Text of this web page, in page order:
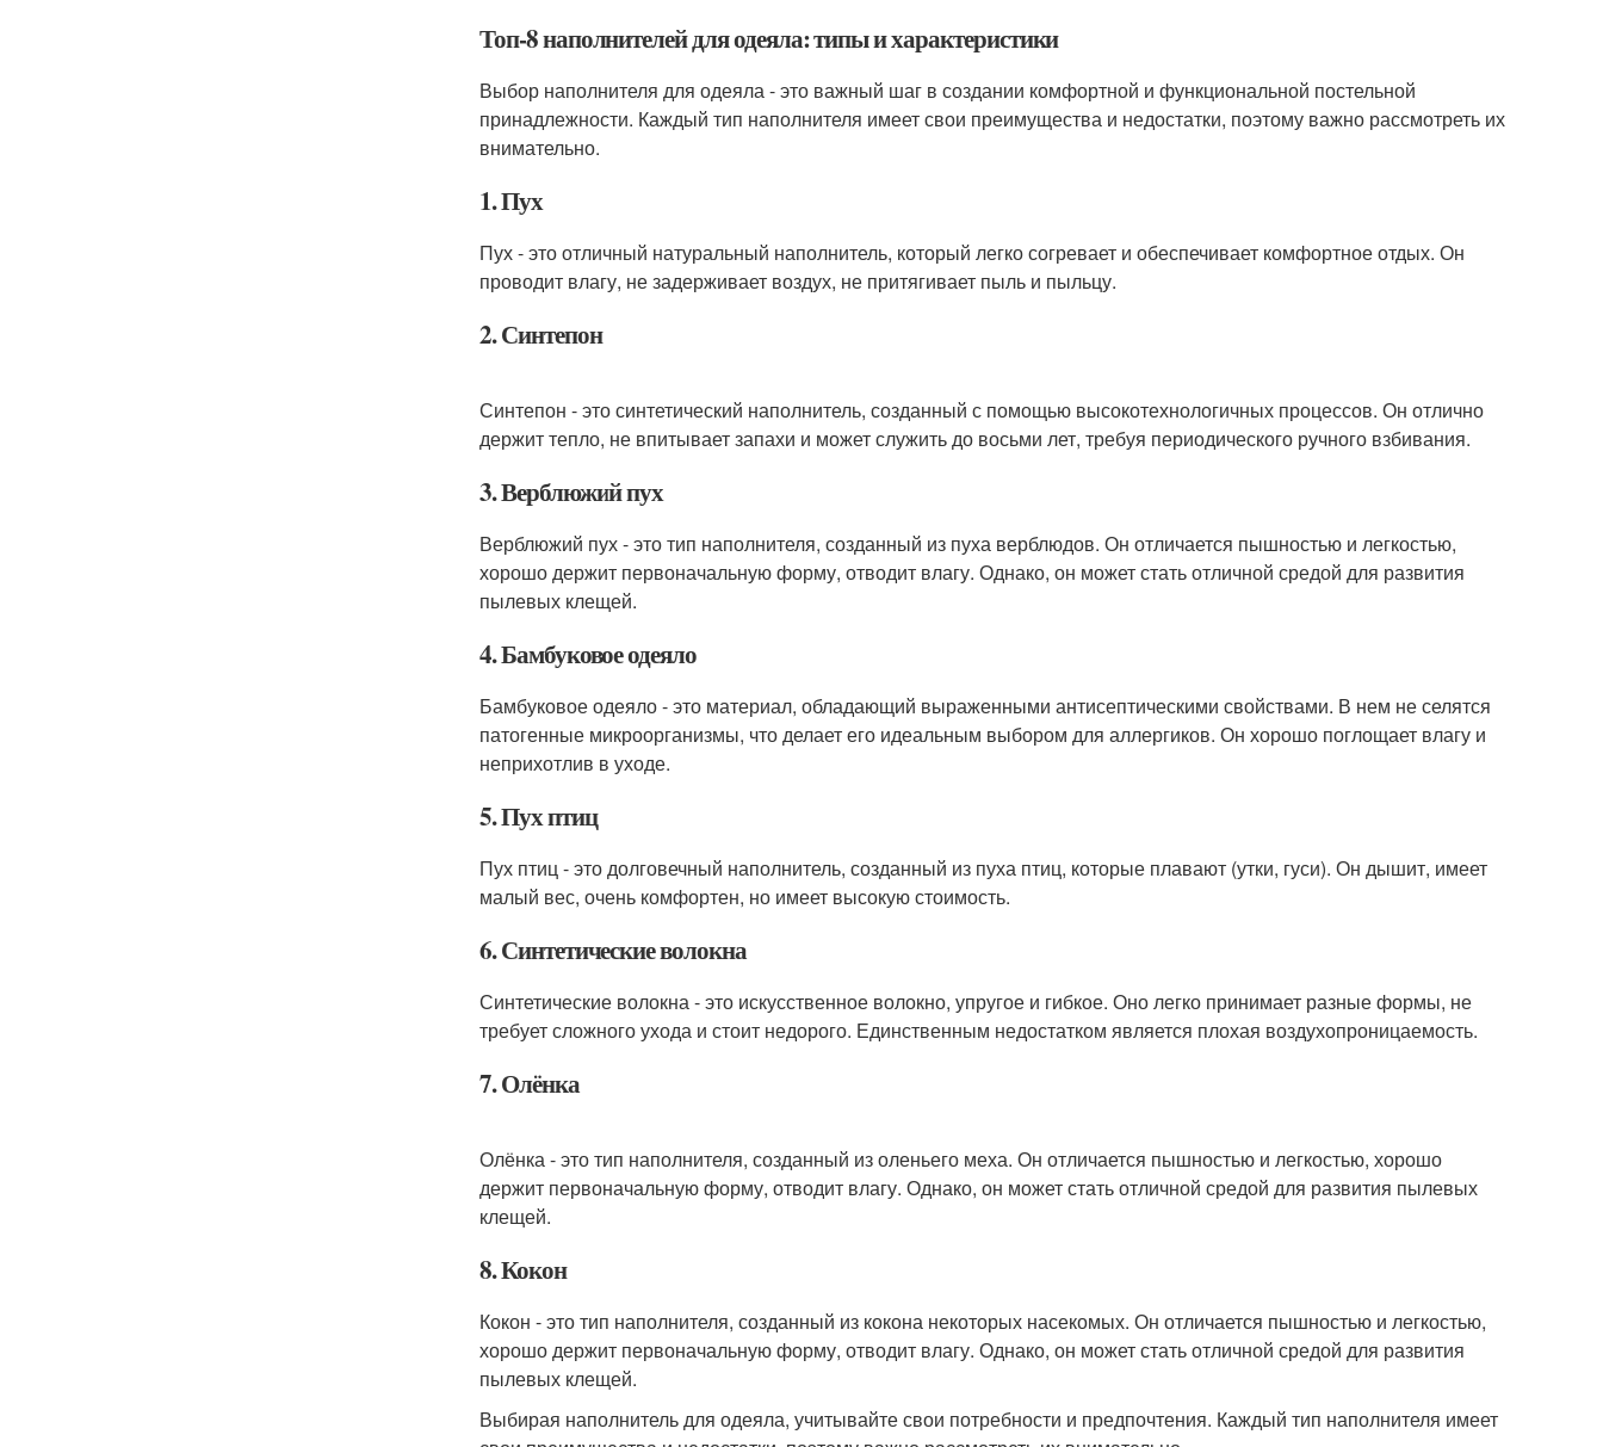
Топ-8 наполнителей для одеяла: типы и характеристики
Выбор наполнителя для одеяла - это важный шаг в создании комфортной и функциональной постельной
принадлежности. Каждый тип наполнителя имеет свои преимущества и недостатки, поэтому важно рассмотреть их
внимательно.
1. Пух
Пух - это отличный натуральный наполнитель, который легко согревает и обеспечивает комфортное отдых. Он
проводит влагу, не задерживает воздух, не притягивает пыль и пыльцу.
2. Синтепон
Синтепон - это синтетический наполнитель, созданный с помощью высокотехнологичных процессов. Он отлично
держит тепло, не впитывает запахи и может служить до восьми лет, требуя периодического ручного взбивания.
3. Верблюжий пух
Верблюжий пух - это тип наполнителя, созданный из пуха верблюдов. Он отличается пышностью и легкостью,
хорошо держит первоначальную форму, отводит влагу. Однако, он может стать отличной средой для развития
пылевых клещей.
4. Бамбуковое одеяло
Бамбуковое одеяло - это материал, обладающий выраженными антисептическими свойствами. В нем не селятся
патогенные микроорганизмы, что делает его идеальным выбором для аллергиков. Он хорошо поглощает влагу и
неприхотлив в уходе.
5. Пух птиц
Пух птиц - это долговечный наполнитель, созданный из пуха птиц, которые плавают (утки, гуси). Он дышит, имеет
малый вес, очень комфортен, но имеет высокую стоимость.
6. Синтетические волокна
Синтетические волокна - это искусственное волокно, упругое и гибкое. Оно легко принимает разные формы, не
требует сложного ухода и стоит недорого. Единственным недостатком является плохая воздухопроницаемость.
7. Олёнка
Олёнка - это тип наполнителя, созданный из оленьего меха. Он отличается пышностью и легкостью, хорошо
держит первоначальную форму, отводит влагу. Однако, он может стать отличной средой для развития пылевых
клещей.
8. Кокон
Кокон - это тип наполнителя, созданный из кокона некоторых насекомых. Он отличается пышностью и легкостью,
хорошо держит первоначальную форму, отводит влагу. Однако, он может стать отличной средой для развития
пылевых клещей.
Выбирая наполнитель для одеяла, учитывайте свои потребности и предпочтения. Каждый тип наполнителя имеет